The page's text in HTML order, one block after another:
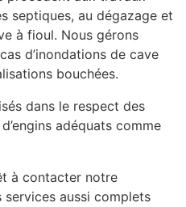
septiques, au dégazage et
à fioul. Nous gérons
d’inondations de cave
bouchées.
dans le respect des
adéquats comme
à contacter notre
aussi complets